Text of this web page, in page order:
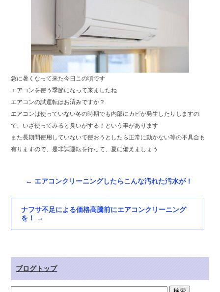
急に暑くなって来た今日この頃です
エアコンを使う季節になって来ましたね
エアコンの試運転はお済みですか？
エアコンは使っていない冬の時期でも内部にカビが発生したりしますの
で、いざ使ってみると臭いがする！という事があります
また長期間使用していないで使おうとしたら正常に動かない等の不具合も
有りますので、是非試運転を行って、夏に備えましょう
← エアコンクリーニングしたらこんな汚れた汚水が！
ナフサ不足による価格高騰前にエアコンクリーニング
を！
→
ブログトップ